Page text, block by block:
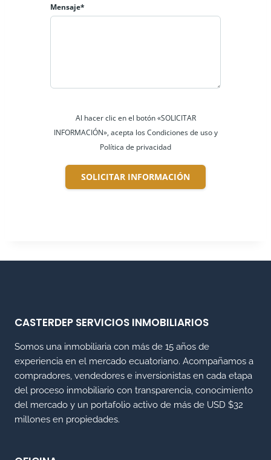
Mensaje*
Al hacer clic en el botón «SOLICITAR
INFORMACIÓN», acepta los Condiciones de uso y
Política de privacidad
SOLICITAR INFORMACIÓN
CASTERDEP SERVICIOS INMOBILIARIOS
Somos una inmobiliaria con más de 15 años de
experiencia en el mercado ecuatoriano. Acompañamos a
compradores, vendedores e inversionistas en cada etapa
del proceso inmobiliario con transparencia, conocimiento
del mercado y un portafolio activo de más de USD $32
millones en propiedades.